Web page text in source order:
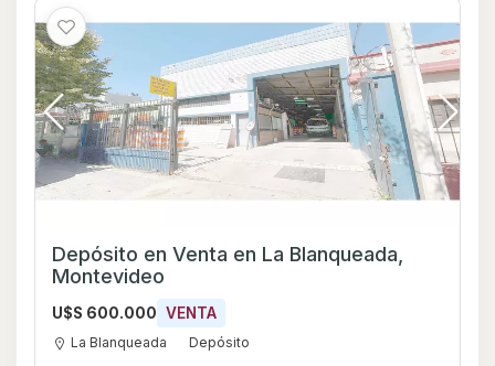
Depósito en Venta en La Blanqueada,
Montevideo
U$S 600.000 VENTA
La Blanqueada Depósito